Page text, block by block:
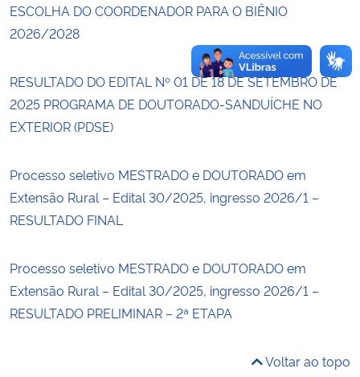
Banco Central do Brasil
ESCOLHA DO COORDENADOR PARA O BIÊNIO
2026/2028
RESULTADO DO EDITAL Nº 01 DE 18 DE SETEMBRO DE
2025 PROGRAMA DE DOUTORADO-SANDUÍCHE NO
EXTERIOR (PDSE)
Processo seletivo MESTRADO e DOUTORADO em
Extensão Rural – Edital 30/2025, ingresso 2026/1 –
RESULTADO FINAL
Processo seletivo MESTRADO e DOUTORADO em
Extensão Rural – Edital 30/2025, ingresso 2026/1 –
RESULTADO PRELIMINAR – 2ª ETAPA
Voltar ao topo